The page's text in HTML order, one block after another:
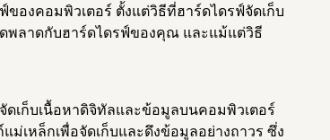
องคอมพิวเตอร์ ตั้งแต่วิธีที่ฮาร์ดไดรฟ์จัดเก็บ
พลาดกับฮาร์ดไดรฟ์ของคุณ และแม้แต่วิธี
เก็บเนื้อหาดิจิทัลและข้อมูลบนคอมพิวเตอร์
เหล็กเพื่อจัดเก็บและดึงข้อมูลอย่างถาวร ซึ่ง